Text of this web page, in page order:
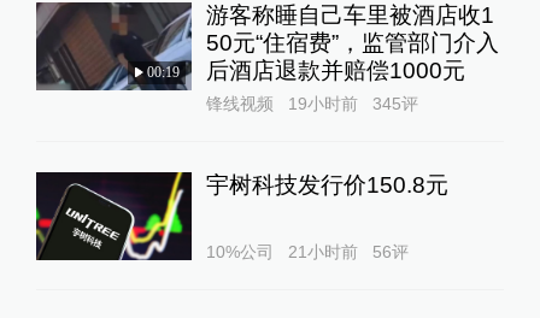
00:19
游客称睡自己车里被酒店收1
50元“住宿费”，监管部门介入
后酒店退款并赔偿1000元
锋线视频 19小时前 345评
宇树科技发行价150.8元
10%公司 21小时前 56评